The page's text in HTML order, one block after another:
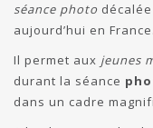
séance photo
aujourd’hui en France.
Il permet aux jeunes
durant la séance
dans un cadre